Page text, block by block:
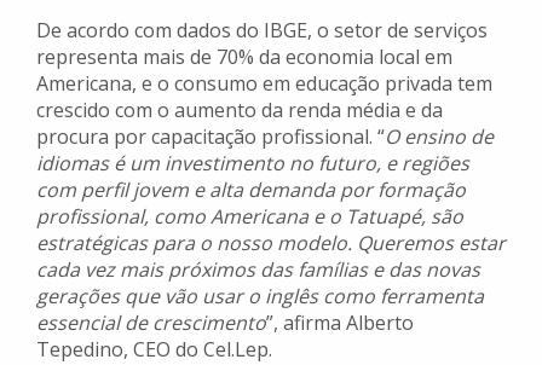
De acordo com dados do IBGE, o setor de serviços
representa mais de 70% da economia local em
Americana, e o consumo em educação privada tem
crescido com o aumento da renda média e da
procura por capacitação profissional. “O ensino de
idiomas é um investimento no futuro, e regiões
com perfil jovem e alta demanda por formação
profissional, como Americana e o Tatuapé, são
estratégicas para o nosso modelo. Queremos estar
cada vez mais próximos das famílias e das novas
gerações que vão usar o inglês como ferramenta
essencial de crescimento”, afirma Alberto
Tepedino, CEO do Cel.Lep.